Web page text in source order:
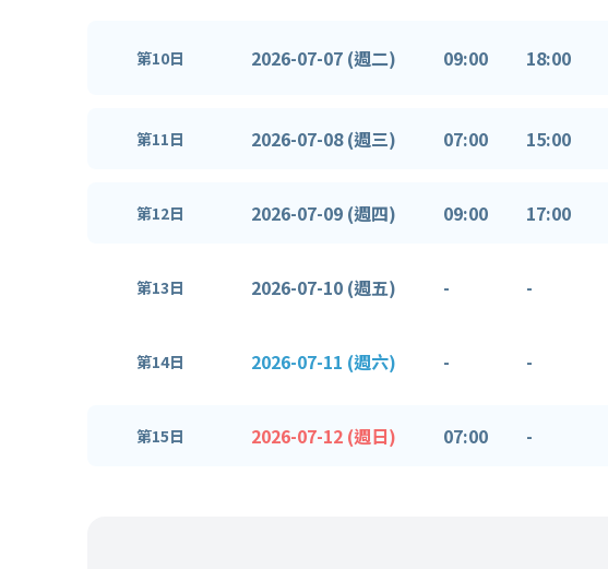
第10日 2026-07-07 (週二) 09:00 18:00
第11日 2026-07-08 (週三) 07:00 15:00
第12日 2026-07-09 (週四) 09:00 17:00
第13日 2026-07-10 (週五) - -
第14日 2026-07-11 (週六) - -
第15日 2026-07-12 (週日) 07:00 -